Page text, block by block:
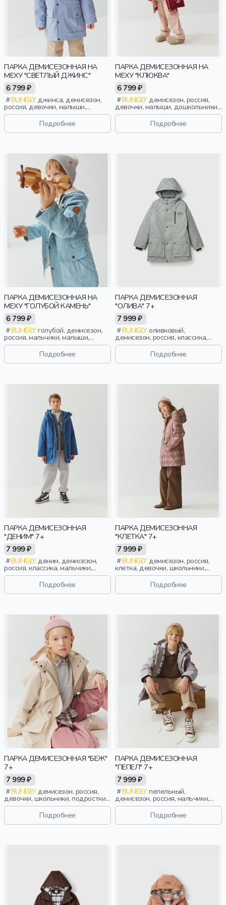
ПАРКА ДЕМИСЕЗОННАЯ НА
МЕХУ "СВЕТЛЫЙ ДЖИНС"
6 799 ₽
BUNGLYджинса, демисезон,
россия, девочки, малыши,
дошкольники, дети
Подробнее
ПАРКА ДЕМИСЕЗОННАЯ НА
МЕХУ "КЛЮКВА"
6 799 ₽
BUNGLYдемисезон, россия,
девочки, малыши, дошкольники,
дети
Подробнее
ПАРКА ДЕМИСЕЗОННАЯ НА
МЕХУ "ГОЛУБОЙ КАМЕНЬ"
6 799 ₽
BUNGLYголубой, демисезон,
россия, мальчики, малыши,
дошкольники, дети
Подробнее
ПАРКА ДЕМИСЕЗОННАЯ
"ОЛИВА" 7+
7 999 ₽
BUNGLYоливковый,
демисезон, россия, классика,
мальчики, школьники, подростки,
Подробнее
ПАРКА ДЕМИСЕЗОННАЯ
"ДЕНИМ" 7+
7 999 ₽
BUNGLYденим, демисезон,
россия, классика, мальчики,
школьники, подростки, дети
Подробнее
ПАРКА ДЕМИСЕЗОННАЯ
"КЛЕТКА" 7+
7 999 ₽
BUNGLYдемисезон, россия,
клетка, девочки, школьники,
подростки, дети
Подробнее
ПАРКА ДЕМИСЕЗОННАЯ "БЕЖ"
7+
7 999 ₽
BUNGLYдемисезон, россия,
девочки, школьники, подростки,
дети
Подробнее
ПАРКА ДЕМИСЕЗОННАЯ
"ПЕПЕЛ" 7+
7 999 ₽
BUNGLYпепельный,
демисезон, россия, мальчики,
школьники, подростки, дети
Подробнее